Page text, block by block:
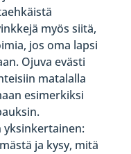
myös siitä,
jos oma lapsi
Ojuva evästi
matalalla
esimerkiksi
yksinkertainen:
ja kysy, mitä